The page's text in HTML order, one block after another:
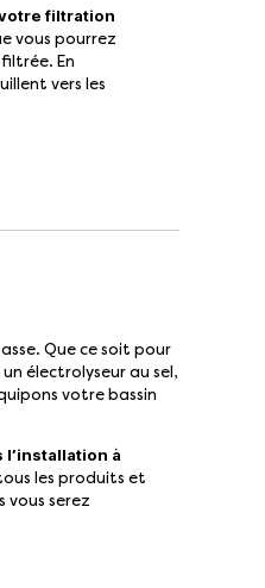
filtration
vous pourrez
En
vers les
Que ce soit pour
électrolyseur au sel,
votre bassin
à
les produits et
vous serez